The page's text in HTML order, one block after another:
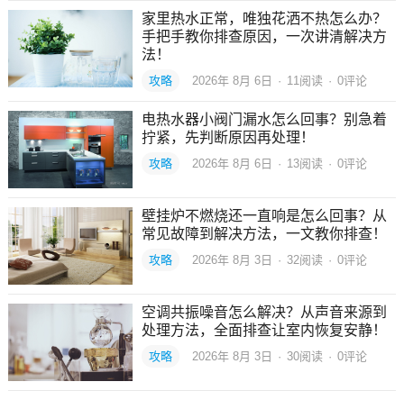
家里热水正常，唯独花洒不热怎么办？
手把手教你排查原因，一次讲清解决方
法！
攻略 2026年 8月 6日 · 11阅读 · 0评论
电热水器小阀门漏水怎么回事？别急着
拧紧，先判断原因再处理！
攻略 2026年 8月 6日 · 13阅读 · 0评论
壁挂炉不燃烧还一直响是怎么回事？从
常见故障到解决方法，一文教你排查！
攻略 2026年 8月 3日 · 32阅读 · 0评论
空调共振噪音怎么解决？从声音来源到
处理方法，全面排查让室内恢复安静！
攻略 2026年 8月 3日 · 30阅读 · 0评论